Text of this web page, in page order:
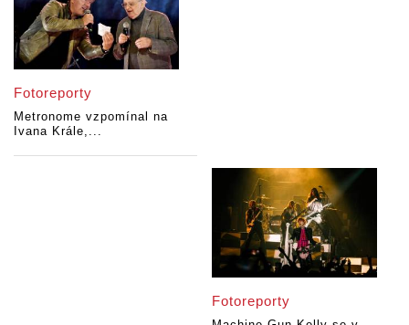
Fotoreporty
Metronome vzpomínal na
Ivana Krále,...
Fotoreporty